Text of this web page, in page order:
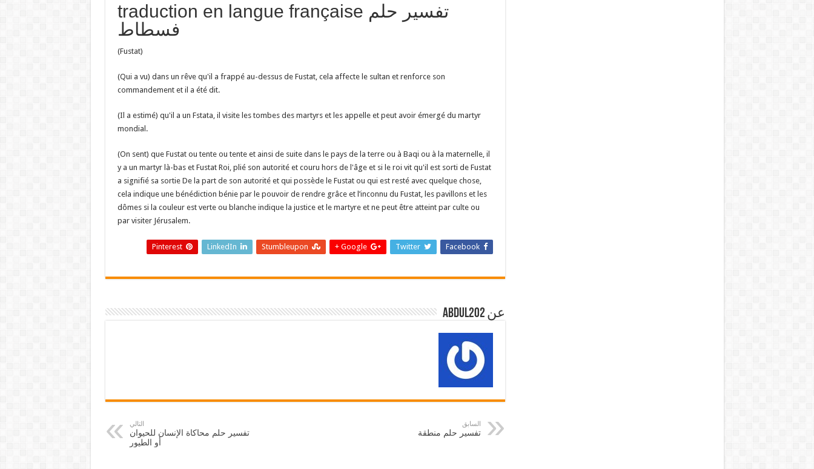
traduction en langue française تفسير حلم
فسطاط
(Fustat)
(Qui a vu) dans un rêve qu'il a frappé au-dessus de Fustat, cela affecte le sultan et renforce son
commandement et il a été dit.
(Il a estimé) qu'il a un Fstata, il visite les tombes des martyrs et les appelle et peut avoir émergé du martyr
mondial.
(On sent) que Fustat ou tente ou tente et ainsi de suite dans le pays de la terre ou à Baqi ou à la maternelle, il
y a un martyr là-bas et Fustat Roi, plié son autorité et couru hors de l'âge et si le roi vit qu'il est sorti de Fustat
a signifié sa sortie De la part de son autorité et qui possède le Fustat ou qui est resté avec quelque chose,
cela indique une bénédiction bénie par le pouvoir de rendre grâce et l’inconnu du Fustat, les pavillons et les
dômes si la couleur est verte ou blanche indique la justice et le martyre et ne peut être atteint par culte ou
par visiter Jérusalem.
Facebook
Twitter
Google +
Stumbleupon
LinkedIn
Pinterest
عن abdul202
السابق
تفسير حلم منطقة
التالي
تفسير حلم محاكاة الإنسان للحيوان
أو الطيور